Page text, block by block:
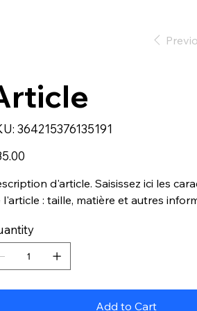
SKU
364215376135191
364215376135191
d'article. Saisissez ici les
l'article : taille, matière et autres
Add to Cart